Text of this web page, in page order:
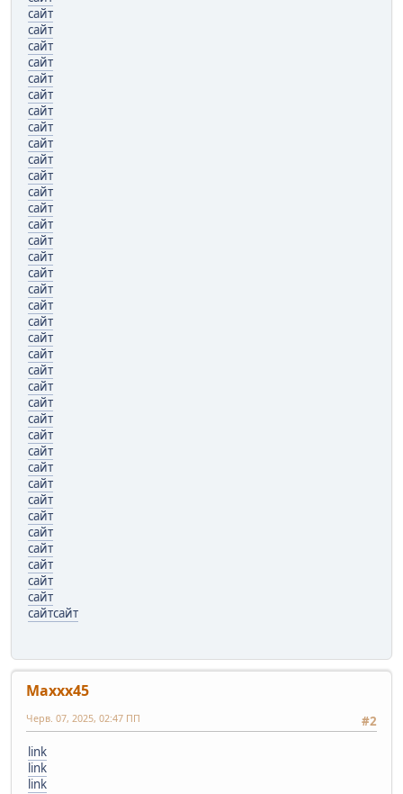
сайт
сайт
сайт
сайт
сайт
сайт
сайт
сайт
сайт
сайт
сайт
сайт
сайт
сайт
сайт
сайт
сайт
сайт
сайт
сайт
сайт
сайт
сайт
сайт
сайт
сайт
сайт
сайт
сайт
сайт
сайт
сайт
сайт
сайт
сайт
сайт
сайт
сайтсайт
Maxxx45
#2
Черв. 07, 2025, 02:47 ПП
link
link
link